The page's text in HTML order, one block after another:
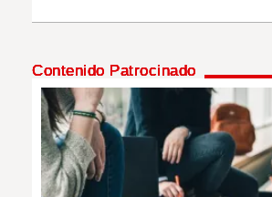
Contenido Patrocinado